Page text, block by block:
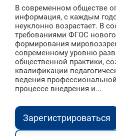
В современном обществе
информация, с каждым
неуклонно возрастает. В
требованиями ФГОС
формирования
современному уровню
общественной практики,
квалификации
ведения
процессе внедрения и...
Зарегистрироваться